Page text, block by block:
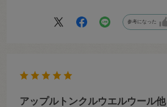
参考になった
アップルトンクルウエルウール他